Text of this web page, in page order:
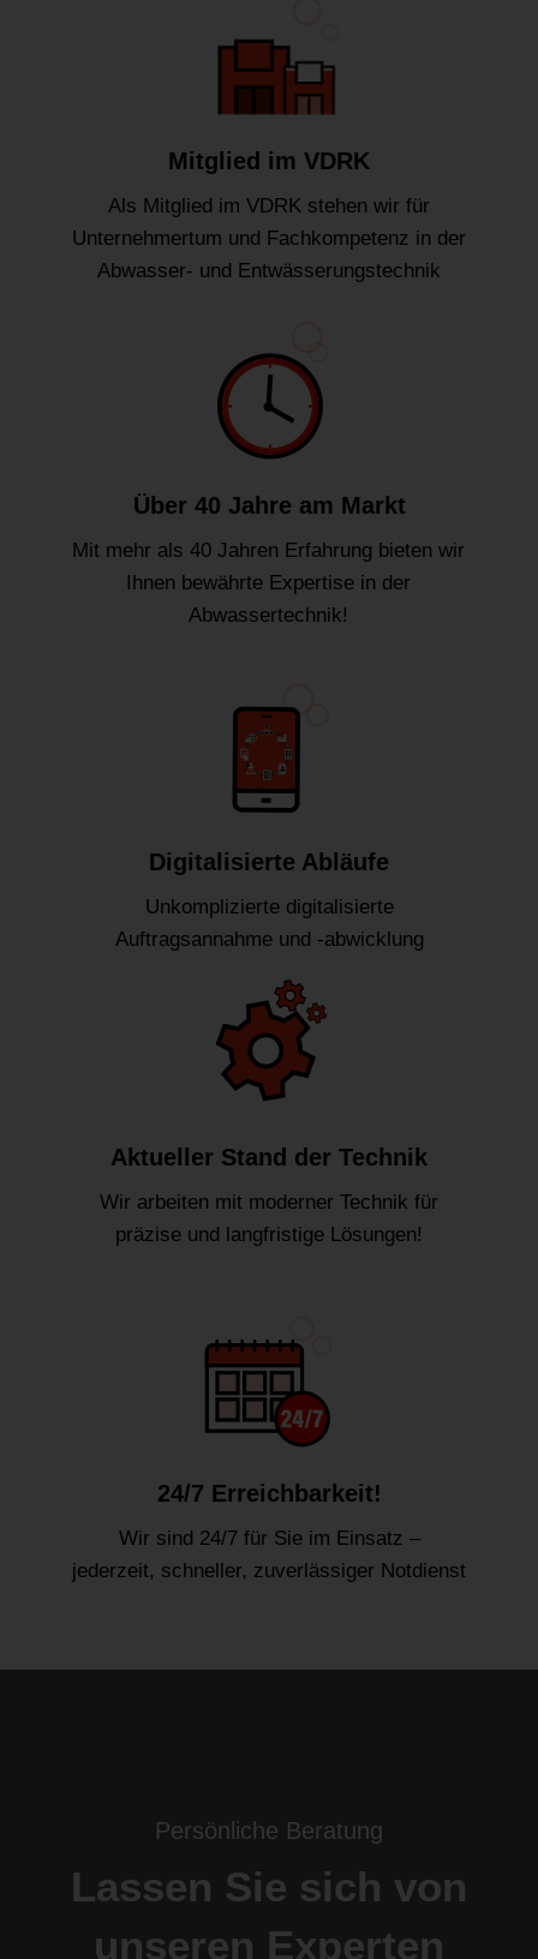
Mitglied im VDRK
Als Mitglied im VDRK stehen wir für
Unternehmertum und Fachkompetenz in der
Abwasser- und Entwässerungstechnik
Über 40 Jahre am Markt
Mit mehr als 40 Jahren Erfahrung bieten wir
Ihnen bewährte Expertise in der
Abwassertechnik!
Digitalisierte Abläufe
Unkomplizierte digitalisierte
Auftragsannahme und -abwicklung
Aktueller Stand der Technik
Wir arbeiten mit moderner Technik für
präzise und langfristige Lösungen!
24/7 Erreichbarkeit!
Wir sind 24/7 für Sie im Einsatz –
jederzeit, schneller, zuverlässiger Notdienst
Persönliche Beratung
Lassen Sie sich von
unseren Experten